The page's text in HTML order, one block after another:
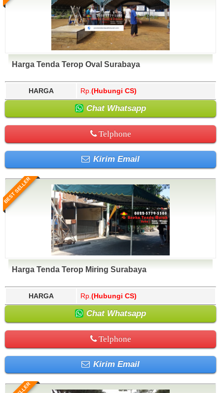
Harga Tenda Terop Oval Surabaya
HARGA Rp. (Hubungi CS)
Chat Whatsapp
Telphone
Kirim Email
BEST SELLER
Harga Tenda Terop Miring Surabaya
HARGA Rp. (Hubungi CS)
Chat Whatsapp
Telphone
Kirim Email